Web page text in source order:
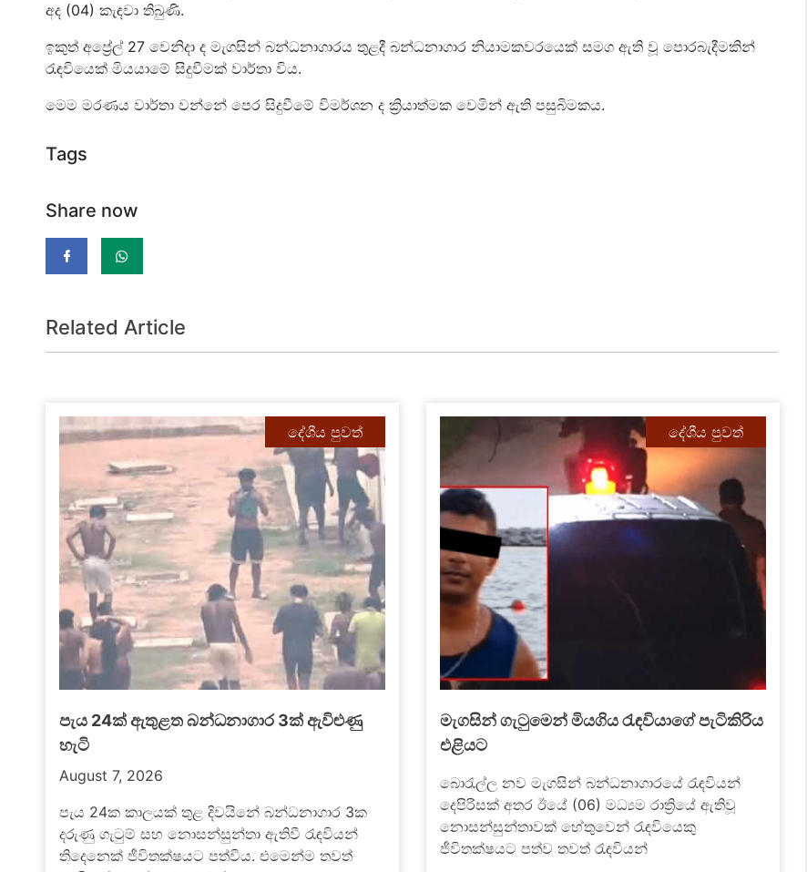
අද (04) කැඳවා තිබුණි.
ඉකුත් අප්‍රේල් 27 වෙනිදා ද මැගසින් බන්ධනාගාරය තුළදී බන්ධනාගාර නියාමකවරයෙක් සමග ඇති වූ පොරබැදීමකින්
රැඳවියෙක් මියයාමේ සිදුවීමක් වාර්තා විය.
මෙම මරණය වාර්තා වන්නේ පෙර සිදුවීමේ විමර්ශන ද ක්‍රියාත්මක වෙමින් ඇති පසුබිමකය.
Tags
Share now
Related Article
දේශීය පුවත්
මැගසින් ගැටුමෙන් මියගිය රැඳවියාගේ පැටිකිරිය
එළියට
බොරැල්ල නව මැගසින් බන්ධනාගාරයේ රැඳවියන්
දෙපිරිසක් අතර ඊයේ (06) මධ්‍යම රාත්‍රියේ ඇතිවූ
නොසන්සුන්තාවක් හේතුවෙන් රැඳවියෙකු
ජීවිතක්ෂයට පත්ව තවත් රැඳවියන්
දේශීය පුවත්
මීගමුව බන්ධනාගාරය ලෙයින් තෙත් කළ
ගැටුමේ සම්පූර්ණ කතාව
July 5, 2026
මීගමුව බන්ධනාගාරය තුළ අද (05) දහවල් රැඳවියන්
දෙපිරිසක් අතර ඇතිවූ ගැටුම "බූරු මූණා" නම් පාතාල
කල්ලි සාමාජිකයා සමග සමීප සබඳතා පවත්වන